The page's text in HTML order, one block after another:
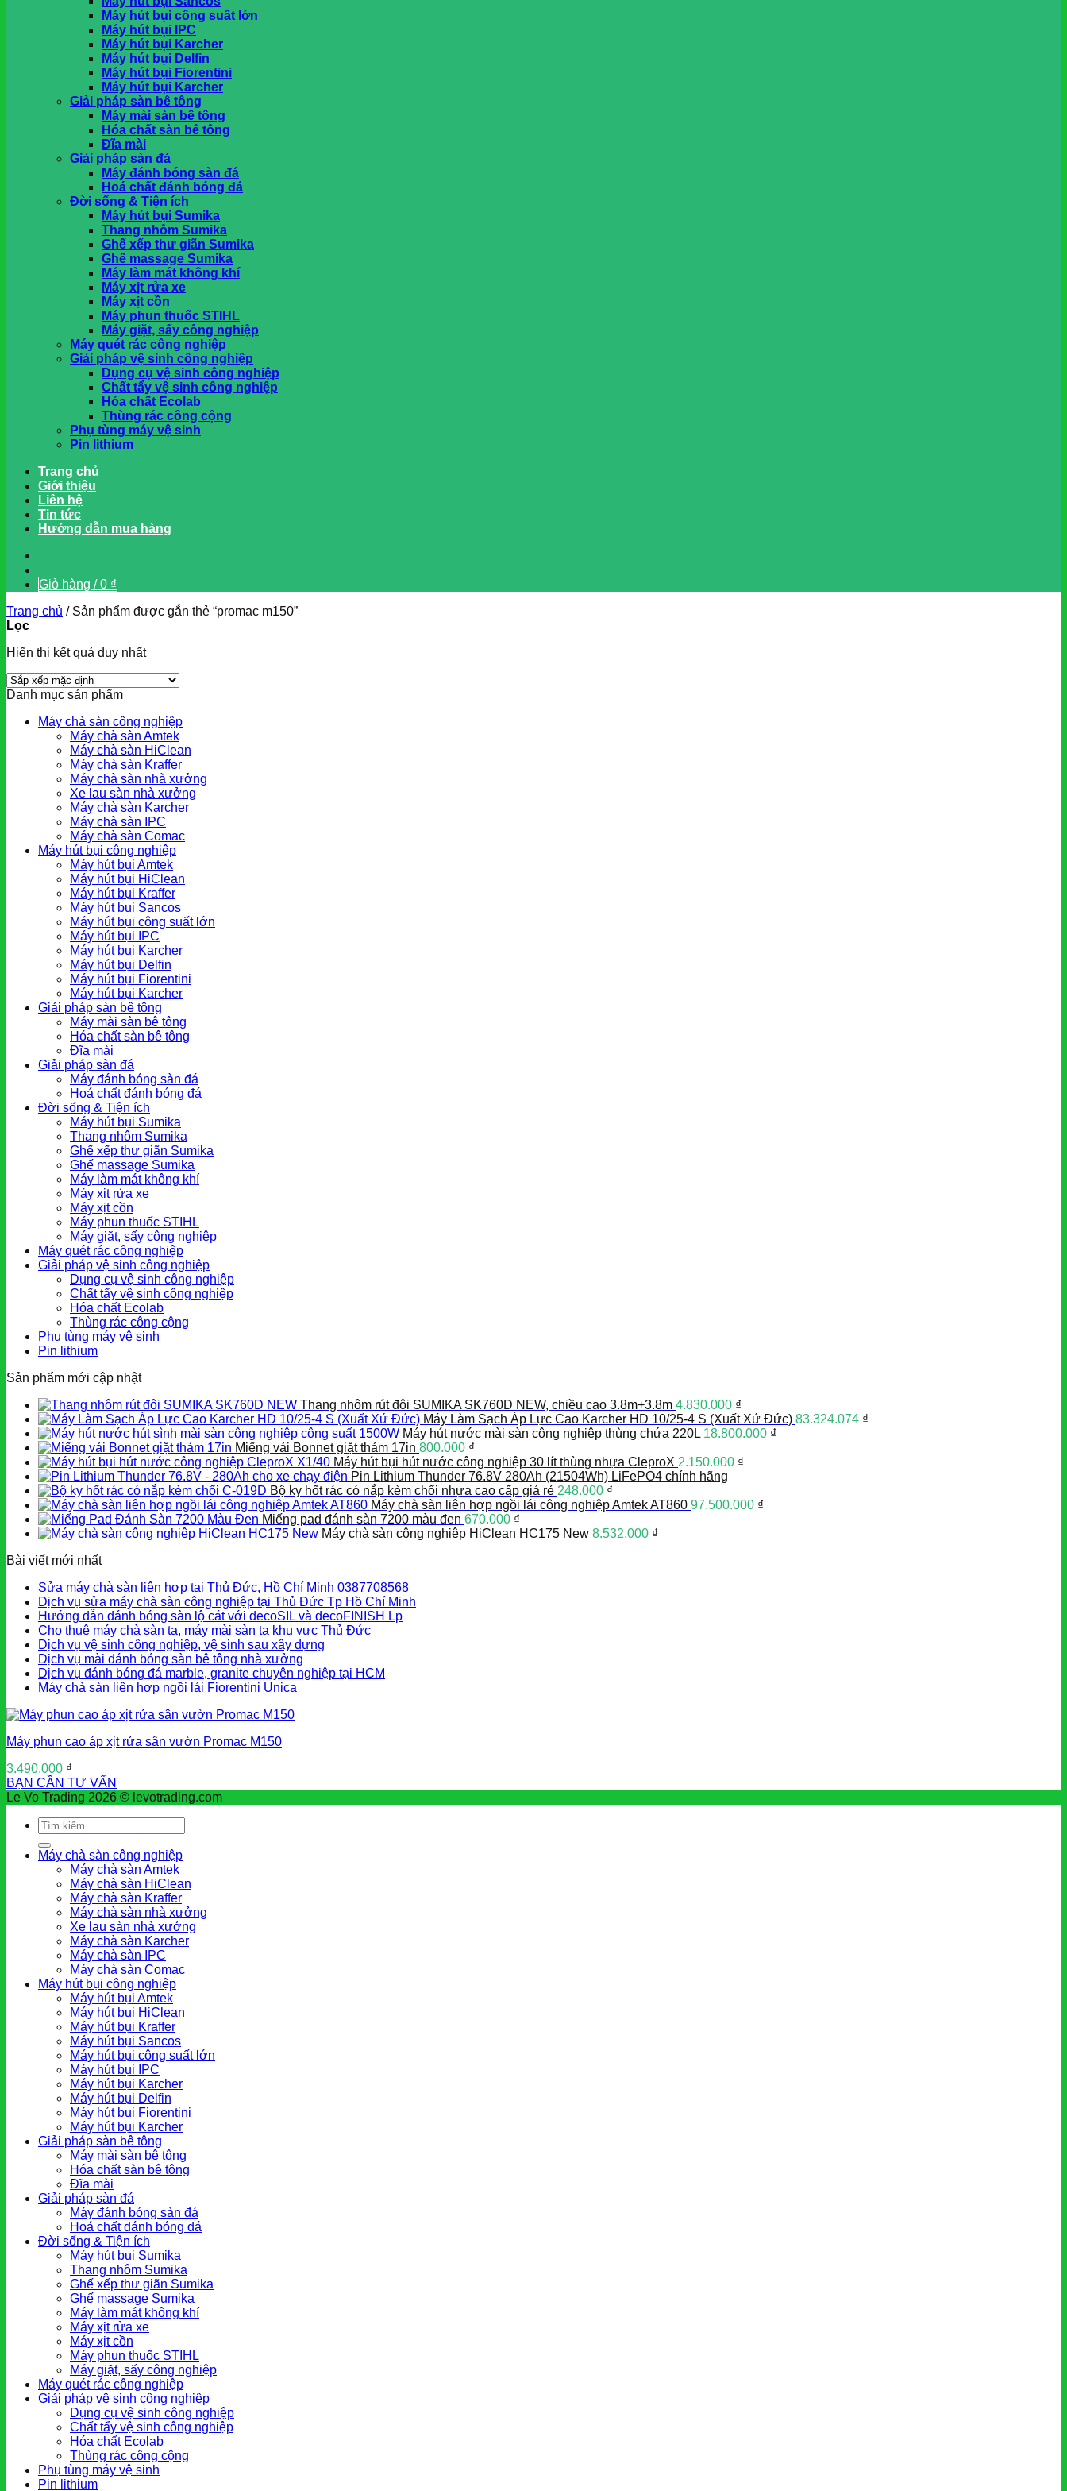
khi nhận hàng tại HCM
Giỏ hàng
Chưa có sản phẩm trong giỏ hàng.
Máy hút bụi công suất lớn
Máy hút bụi IPC
Máy hút bụi Karcher
Máy hút bụi Delfin
Máy hút bụi Fiorentini
Máy hút bụi Karcher
Giải pháp sàn bê tông
Máy mài sàn bê tông
Hóa chất sàn bê tông
Đĩa mài
Giải pháp sàn đá
Máy đánh bóng sàn đá
Hoá chất đánh bóng đá
Đời sống & Tiện ích
Máy hút bụi Sumika
Thang nhôm Sumika
Ghế xếp thư giãn Sumika
Ghế massage Sumika
Máy làm mát không khí
Máy xịt rửa xe
Máy xịt cồn
Máy phun thuốc STIHL
Máy giặt, sấy công nghiệp
Máy quét rác công nghiệp
Giải pháp vệ sinh công nghiệp
Dụng cụ vệ sinh công nghiệp
Chất tẩy vệ sinh công nghiệp
Hóa chất Ecolab
Thùng rác công cộng
Phụ tùng máy vệ sinh
Pin lithium
Trang chủ
Giới thiệu
Liên hệ
Tin tức
Hướng dẫn mua hàng
Giỏ hàng /0 ₫
Trang chủ /Sản phẩm được gắn thẻ “promac m150”
Lọc
Hiển thị kết quả duy nhất
Danh mục sản phẩm
Máy chà sàn công nghiệp
Máy chà sàn Amtek
Máy chà sàn HiClean
Máy chà sàn Kraffer
Máy chà sàn nhà xưởng
Xe lau sàn nhà xưởng
Máy chà sàn Karcher
Máy chà sàn IPC
Máy chà sàn Comac
Máy hút bụi công nghiệp
Máy hút bụi Amtek
Máy hút bụi HiClean
Máy hút bụi Kraffer
Máy hút bụi Sancos
Máy hút bụi công suất lớn
Máy hút bụi IPC
Máy hút bụi Karcher
Máy hút bụi Delfin
Máy hút bụi Fiorentini
Máy hút bụi Karcher
Giải pháp sàn bê tông
Máy mài sàn bê tông
Hóa chất sàn bê tông
Đĩa mài
Giải pháp sàn đá
Máy đánh bóng sàn đá
Hoá chất đánh bóng đá
Đời sống & Tiện ích
Máy hút bụi Sumika
Thang nhôm Sumika
Ghế xếp thư giãn Sumika
Ghế massage Sumika
Máy làm mát không khí
Máy xịt rửa xe
Máy xịt cồn
Máy phun thuốc STIHL
Máy giặt, sấy công nghiệp
Máy quét rác công nghiệp
Giải pháp vệ sinh công nghiệp
Dụng cụ vệ sinh công nghiệp
Chất tẩy vệ sinh công nghiệp
Hóa chất Ecolab
Thùng rác công cộng
Phụ tùng máy vệ sinh
Pin lithium
Sản phẩm mới cập nhật
Thang nhôm rút đôi SUMIKA SK760D NEW, chiều cao 3.8m+3.8m 4.830.000 ₫
Máy Làm Sạch Áp Lực Cao Karcher HD 10/25-4 S (Xuất Xứ Đức) 83.324.074 ₫
Máy hút nước mài sàn công nghiệp thùng chứa 220L 18.800.000 ₫
Miếng vải Bonnet giặt thảm 17in 800.000 ₫
Máy hút bụi hút nước công nghiệp 30 lít thùng nhựa CleproX 2.150.000 ₫
Pin Lithium Thunder 76.8V 280Ah (21504Wh) LiFePO4 chính hãng
Bộ ky hốt rác có nắp kèm chổi nhựa cao cấp giá rẻ 248.000 ₫
Máy chà sàn liên hợp ngồi lái công nghiệp Amtek AT860 97.500.000 ₫
Miếng pad đánh sàn 7200 màu đen 670.000 ₫
Máy chà sàn công nghiệp HiClean HC175 New 8.532.000 ₫
Bài viết mới nhất
Sửa máy chà sàn liên hợp tại Thủ Đức, Hồ Chí Minh 0387708568
Dịch vụ sửa máy chà sàn công nghiệp tại Thủ Đức Tp Hồ Chí Minh
Hướng dẫn đánh bóng sàn lộ cát với decoSIL và decoFINISH Lp
Cho thuê máy chà sàn tạ, máy mài sàn tạ khu vực Thủ Đức
Dịch vụ vệ sinh công nghiệp, vệ sinh sau xây dựng
Dịch vụ mài đánh bóng sàn bê tông nhà xưởng
Dịch vụ đánh bóng đá marble, granite chuyên nghiệp tại HCM
Máy chà sàn liên hợp ngồi lái Fiorentini Unica
Máy phun cao áp xịt rửa sân vườn Promac M150
3.490.000 ₫
BẠN CẦN TƯ VẤN
Le Vo Trading 2026 © levotrading.com
Tìm
kiếm:
Máy chà sàn công nghiệp
Máy chà sàn Amtek
Máy chà sàn HiClean
Máy chà sàn Kraffer
Máy chà sàn nhà xưởng
Xe lau sàn nhà xưởng
Máy chà sàn Karcher
Máy chà sàn IPC
Máy chà sàn Comac
Máy hút bụi công nghiệp
Máy hút bụi Amtek
Máy hút bụi HiClean
Máy hút bụi Kraffer
Máy hút bụi Sancos
Máy hút bụi công suất lớn
Máy hút bụi IPC
Máy hút bụi Karcher
Máy hút bụi Delfin
Máy hút bụi Fiorentini
Máy hút bụi Karcher
Giải pháp sàn bê tông
Máy mài sàn bê tông
Hóa chất sàn bê tông
Đĩa mài
Giải pháp sàn đá
Máy đánh bóng sàn đá
Hoá chất đánh bóng đá
Đời sống & Tiện ích
Máy hút bụi Sumika
Thang nhôm Sumika
Ghế xếp thư giãn Sumika
Ghế massage Sumika
Máy làm mát không khí
Máy xịt rửa xe
Máy xịt cồn
Máy phun thuốc STIHL
Máy giặt, sấy công nghiệp
Máy quét rác công nghiệp
Giải pháp vệ sinh công nghiệp
Dụng cụ vệ sinh công nghiệp
Chất tẩy vệ sinh công nghiệp
Hóa chất Ecolab
Thùng rác công cộng
Phụ tùng máy vệ sinh
Pin lithium